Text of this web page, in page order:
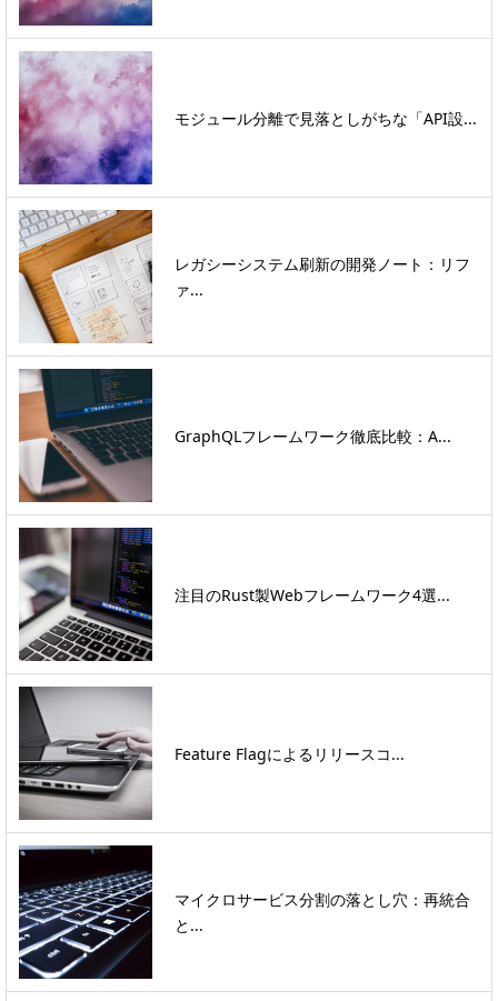
モジュール分離で見落としがちな「API設...
レガシーシステム刷新の開発ノート：リフ
ァ...
GraphQLフレームワーク徹底比較：A...
注目のRust製Webフレームワーク4選...
Feature Flagによるリリースコ...
マイクロサービス分割の落とし穴：再統合
と...